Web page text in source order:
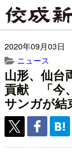
2020年09月03日
ニュース
山形、仙台
貢献 「今
サンガが結